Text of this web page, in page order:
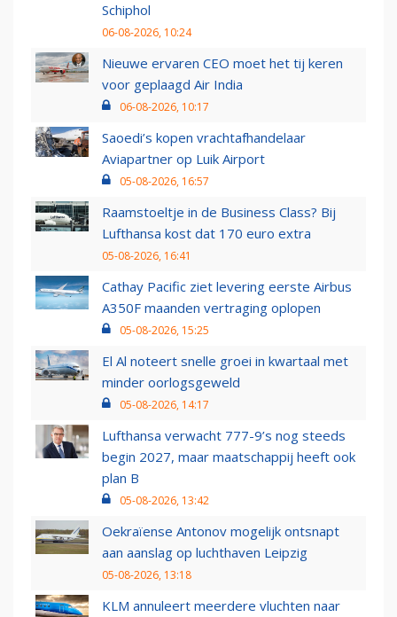
Schiphol
06-08-2026, 10:24
Nieuwe ervaren CEO moet het tij keren
voor geplaagd Air India
06-08-2026, 10:17
Saoedi’s kopen vrachtafhandelaar
Aviapartner op Luik Airport
05-08-2026, 16:57
Raamstoeltje in de Business Class? Bij
Lufthansa kost dat 170 euro extra
05-08-2026, 16:41
Cathay Pacific ziet levering eerste Airbus
A350F maanden vertraging oplopen
05-08-2026, 15:25
El Al noteert snelle groei in kwartaal met
minder oorlogsgeweld
05-08-2026, 14:17
Lufthansa verwacht 777-9’s nog steeds
begin 2027, maar maatschappij heeft ook
plan B
05-08-2026, 13:42
Oekraïense Antonov mogelijk ontsnapt
aan aanslag op luchthaven Leipzig
05-08-2026, 13:18
KLM annuleert meerdere vluchten naar